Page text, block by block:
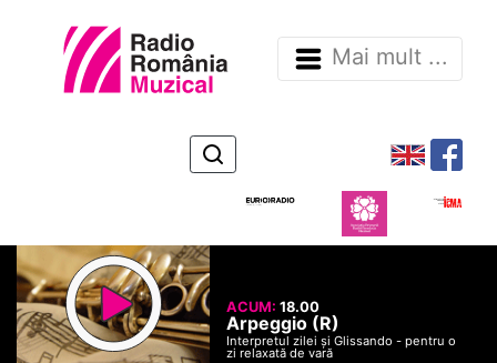
Mai mult ...
ACUM:18.00
Arpeggio (R)
Interpretul zilei și Glissando - pentru o
zi relaxată de vară